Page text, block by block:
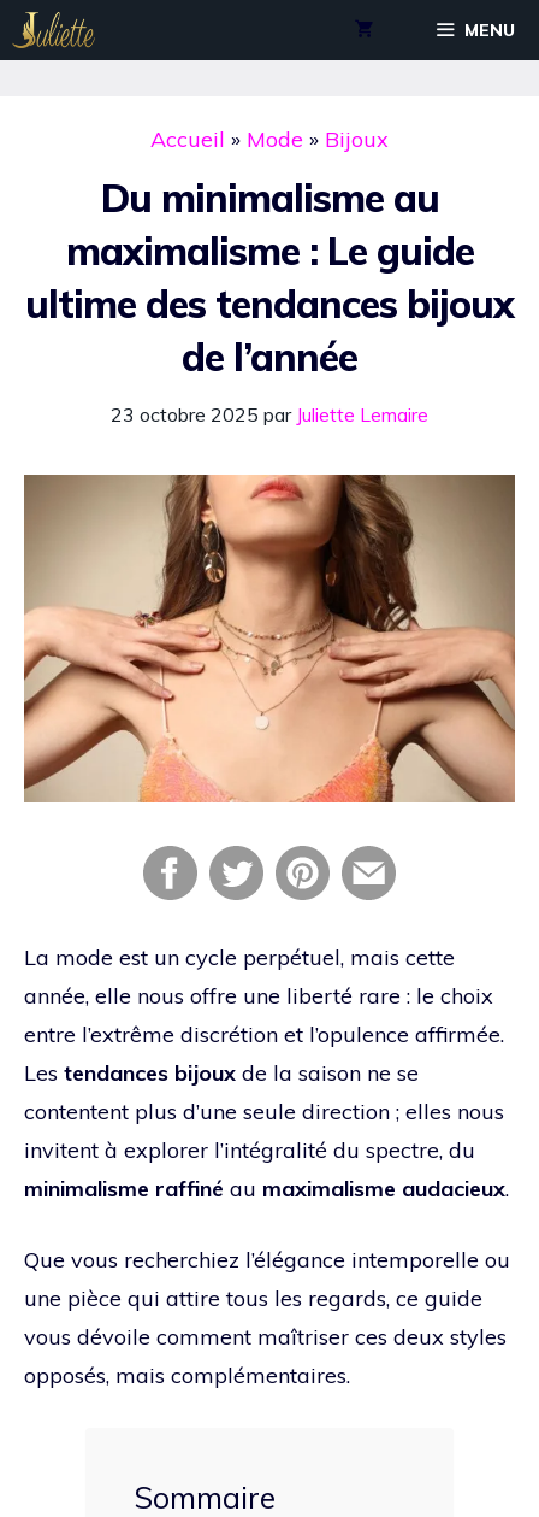
Aller
au
MENU
Accueil » Mode » Bijoux
Du minimalisme au
maximalisme : Le guide
ultime des tendances bijoux
de l’année
23 octobre 2025 par Juliette Lemaire
La mode est un cycle perpétuel, mais cette
année, elle nous offre une liberté rare : le choix
entre l’extrême discrétion et l’opulence affirmée.
Les tendances bijoux de la saison ne se
contentent plus d’une seule direction ; elles nous
invitent à explorer l’intégralité du spectre, du
minimalisme raffiné au maximalisme audacieux.
Que vous recherchiez l’élégance intemporelle ou
une pièce qui attire tous les regards, ce guide
vous dévoile comment maîtriser ces deux styles
opposés, mais complémentaires.
Sommaire